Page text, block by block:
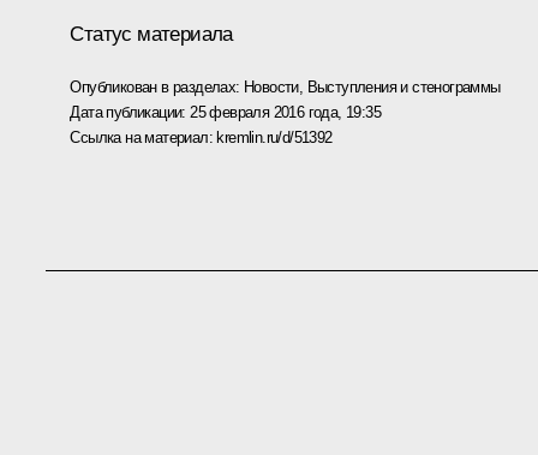
Статус материала
Опубликован в разделах: Новости, Выступления и стенограммы
Дата публикации: 25 февраля 2016 года, 19:35
Ссылка на материал:kremlin.ru/d/51392